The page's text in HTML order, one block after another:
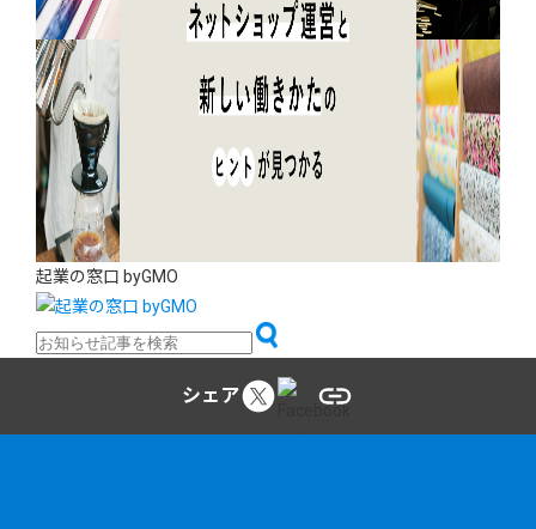
起業の窓口 byGMO
シェア